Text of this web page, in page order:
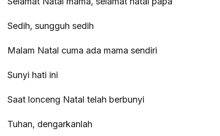
Sedih, sungguh sedih
Malam Natal cuma ada mama sendiri
Sunyi hati ini
Saat lonceng Natal telah berbunyi
Tuhan, dengarkanlah